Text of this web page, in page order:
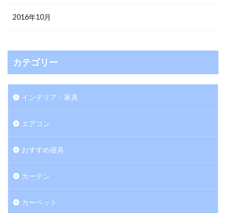
2016年10月
カテゴリー
インテリア・家具
エアコン
おすすめ寝具
カーテン
カーペット